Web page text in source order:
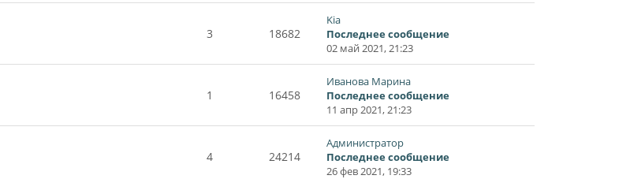
3 18682
Kia
Последнее сообщение
02 май 2021, 21:23
1 16458
Иванова Марина
Последнее сообщение
11 апр 2021, 21:23
4 24214
Администратор
Последнее сообщение
26 фев 2021, 19:33